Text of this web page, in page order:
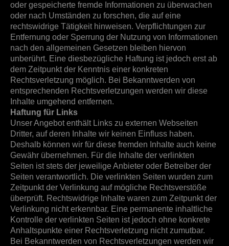
oder gespeicherte fremde Informationen zu überwachen
oder nach Umständen zu forschen, die auf eine
rechtswidrige Tätigkeit hinweisen. Verpflichtungen zur
Entfernung oder Sperrung der Nutzung von Informationen
nach den allgemeinen Gesetzen bleiben hiervon
unberührt. Eine diesbezügliche Haftung ist jedoch erst ab
dem Zeitpunkt der Kenntnis einer konkreten
Rechtsverletzung möglich. Bei Bekanntwerden von
entsprechenden Rechtsverletzungen werden wir diese
Inhalte umgehend entfernen.
Haftung für Links
Unser Angebot enthält Links zu externen Webseiten
Dritter, auf deren Inhalte wir keinen Einfluss haben.
Deshalb können wir für diese fremden Inhalte auch keine
Gewähr übernehmen. Für die Inhalte der verlinkten
Seiten ist stets der jeweilige Anbieter oder Betreiber der
Seiten verantwortlich. Die verlinkten Seiten wurden zum
Zeitpunkt der Verlinkung auf mögliche Rechtsverstöße
überprüft. Rechtswidrige Inhalte waren zum Zeitpunkt der
Verlinkung nicht erkennbar. Eine permanente inhaltliche
Kontrolle der verlinkten Seiten ist jedoch ohne konkrete
Anhaltspunkte einer Rechtsverletzung nicht zumutbar.
Bei Bekanntwerden von Rechtsverletzungen werden wir